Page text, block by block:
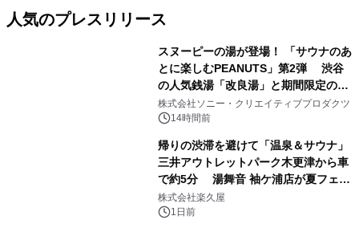
人気のプレスリリース
スヌーピーの湯が登場！ 「サウナのあ
とに楽しむPEANUTS」第2弾 渋谷
の人気銭湯「改良湯」と期間限定のコ
ラボレーション サウナイキタイコラ
ボグッズも発売決定！
株式会社ソニー・クリエイティブプロダクツ
14時間前
帰りの渋滞を避けて「温泉＆サウナ」
三井アウトレットパーク木更津から車
で約5分 湯舞音 袖ケ浦店が夏フェア
メニューを提供
株式会社楽久屋
1日前